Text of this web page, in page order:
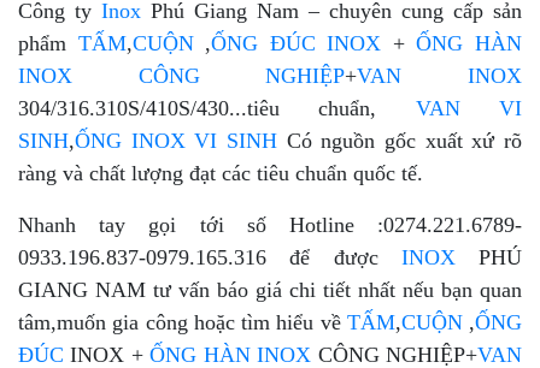
Công ty Inox Phú Giang Nam – chuyên cung cấp sản
phẩm TẤM,CUỘN ,ỐNG ĐÚC INOX +ỐNG HÀN
INOX CÔNG NGHIỆP+VAN INOX
304/316.310S/410S/430...tiêu chuẩn, VAN VI
SINH,ỐNG INOX VI SINH Có nguồn gốc xuất xứ rõ
ràng và chất lượng đạt các tiêu chuẩn quốc tế.
Nhanh tay gọi tới số Hotline :0274.221.6789-
0933.196.837-0979.165.316 để được INOX PHÚ
GIANG NAM tư vấn báo giá chi tiết nhất nếu bạn quan
tâm,muốn gia công hoặc tìm hiểu về TẤM,CUỘN,ỐNG
ĐÚC INOX +ỐNG HÀN INOX CÔNG NGHIỆP+VAN